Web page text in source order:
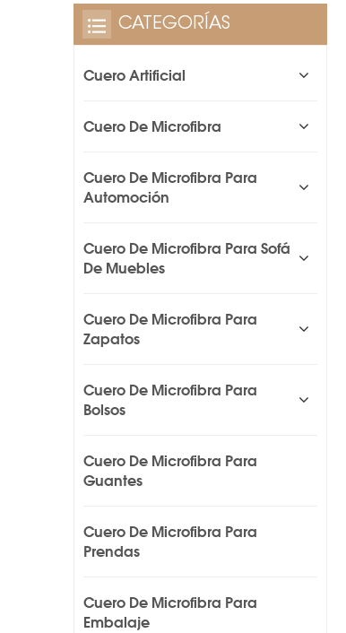
CATEGORÍAS
Cuero Artificial
Cuero De Microfibra
Cuero De Microfibra Para
Automoción
Cuero De Microfibra Para Sofá
De Muebles
Cuero De Microfibra Para
Zapatos
Cuero De Microfibra Para
Bolsos
Cuero De Microfibra Para
Guantes
Cuero De Microfibra Para
Prendas
Cuero De Microfibra Para
Embalaje